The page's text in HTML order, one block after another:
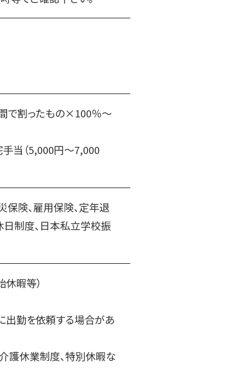
で割ったもの×100％～
当（5,000円～7,000
保険、雇用保険、定年退
日制度、日本私立学校振
暇等）
出勤を依頼する場合があ
護休業制度、特別休暇な